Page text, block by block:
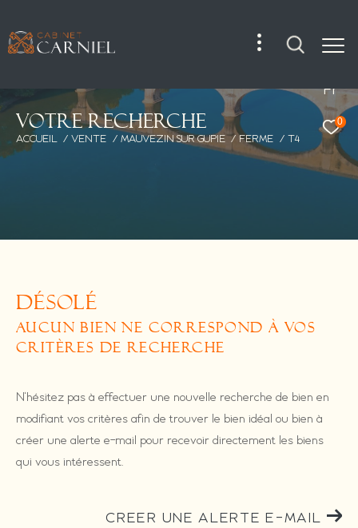
Fr
0
Votre recherche
ACCUEIL VENTE MAUVEZIN SUR GUPIE FERME T4
DÉSOLÉ
AUCUN BIEN NE CORRESPOND À VOS
CRITÈRES DE RECHERCHE
N'hésitez pas à effectuer une nouvelle recherche de bien en
modifiant vos critères afin de trouver le bien idéal ou bien à
créer une alerte e-mail pour recevoir directement les biens
qui vous intéressent.
CREER UNE ALERTE E-MAIL